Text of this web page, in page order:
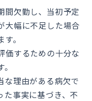
間欠勤し、当初予定
大幅に不足した場合
。
価するための十分な
な理由がある病欠で
た事実に基づき、不